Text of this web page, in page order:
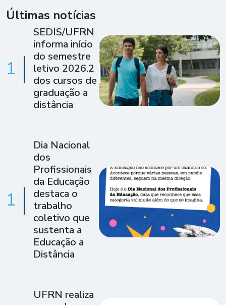
Últimas notícias
1
SEDIS/UFRN
informa início
do semestre
letivo 2026.2
dos cursos de
graduação a
distância
1
Dia Nacional
dos
Profissionais
da Educação
destaca o
trabalho
coletivo que
sustenta a
Educação a
Distância
UFRN realiza